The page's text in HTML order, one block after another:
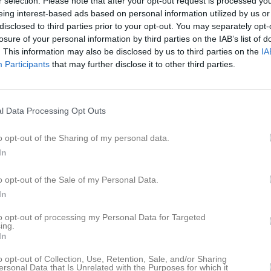
interest-based ads based on personal information utilized by us
to third parties prior to your opt-out. You may separately
of your personal information by third parties on the IAB’s list of
This information may also be disclosed by us to third parties on the
Participants that may further disclose it to other third parties.
Data Processing Opt Outs
opt-out of the Sharing of my personal data.
opt-out of the Sale of my Personal Data.
opt-out of processing my Personal Data for Targeted
opt-out of Collection, Use, Retention, Sale, and/or Sharing
Data that Is Unrelated with the Purposes for which it
Västra Herr Östergötland
0
Herr
3 0 0 0
Västra Herr Östergötland
17 0
Västra Herr Östergötland
matcher G Mål A Assist GK Gula kort
Tobias Leandersson